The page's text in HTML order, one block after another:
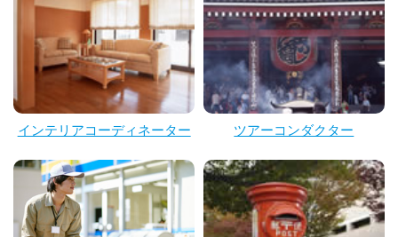
インテリアコーディネーター ツアーコンダクター